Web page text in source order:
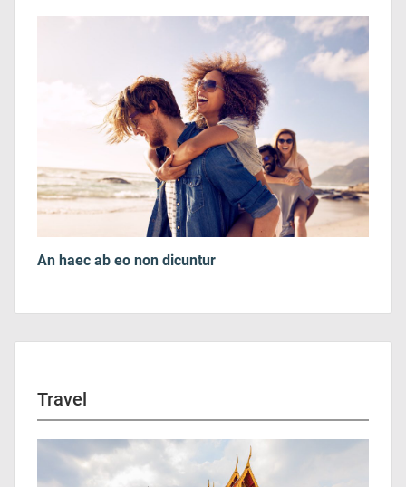
An haec ab eo non dicuntur
Travel